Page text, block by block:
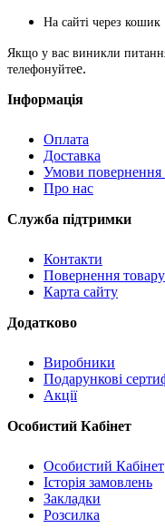
На сайті через кошик
Якщо у вас виникли
телефонуйтее.
Інформація
Оплата
Доставка
Умови повернення
Про нас
Служба підтримки
Контакти
Повернення товару
Карта сайту
Додатково
Виробники
Подарункові
Акції
Особистий Кабінет
Особистий Кабінет
Історія замовлень
Закладки
Розсилка